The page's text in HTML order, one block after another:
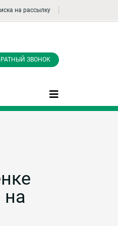
на рассылку
ЗВОНОК
на